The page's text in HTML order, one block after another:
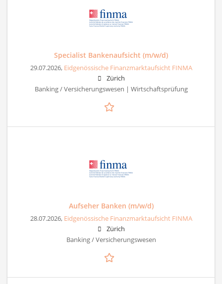
Specialist Bankenaufsicht (m/w/d)
29.07.2026, Eidgenössische Finanzmarktaufsicht FINMA
Zürich
Banking / Versicherungswesen | Wirtschaftsprüfung
Aufseher Banken (m/w/d)
28.07.2026, Eidgenössische Finanzmarktaufsicht FINMA
Zürich
Banking / Versicherungswesen